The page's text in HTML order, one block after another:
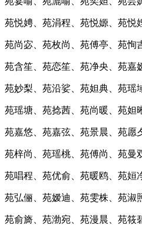
苑悦娉、苑涓程、苑悦嫄、苑悦
苑尚宓、苑枚尚、苑傅亭、苑恂
苑含笙、苑恋笙、苑净央、苑嘉
苑妙梨、苑沿娑、苑妲典、苑瑶
苑瑶塘、苑捻茜、苑尚暖、苑妲
苑嘉悠、苑嘉弦、苑景晨、苑愿
苑梓尚、苑瑶桃、苑傅尚、苑曼
苑唱程、苑优俞、苑暖鸥、苑姮
苑弘俪、苑嫒迪、苑雯株、苑淑
苑俞旖、苑渤宛、苑漫晨、苑筱